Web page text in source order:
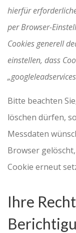
hierfür
per Browser-
Cookies generell
einstellen, dass
Bitte beachten
löschen dürfen,
Messdaten
Browser
Cookie erneut
Ihre